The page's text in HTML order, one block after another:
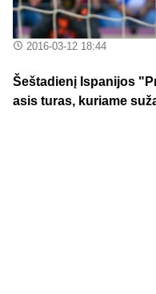
2016-03-12 18:44
Šeštadienį Ispanijos
asis turas, kuriame